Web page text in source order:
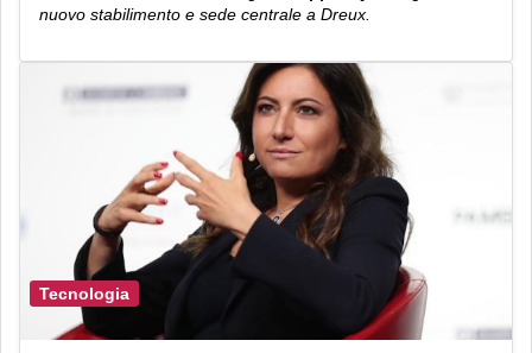
nuovo stabilimento e sede centrale a Dreux.
Tecnologia